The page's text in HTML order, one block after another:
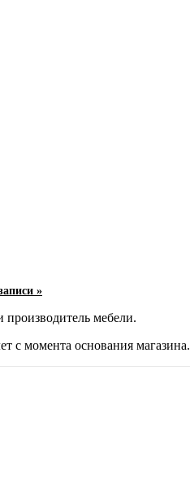
»
мебели.
с момента основания магазина.